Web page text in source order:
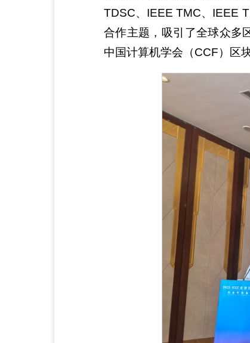
TDSC、IEEE TMC、IEEE
合作主题，吸引了全球众多
中国计算机学会（CCF）区